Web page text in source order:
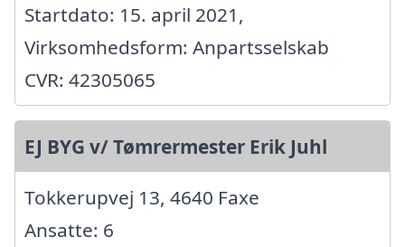
Startdato: 15. april 2021,
Virksomhedsform: Anpartsselskab
CVR: 42305065
EJ BYG v/ Tømrermester Erik Juhl
Tokkerupvej 13, 4640 Faxe
Ansatte: 6